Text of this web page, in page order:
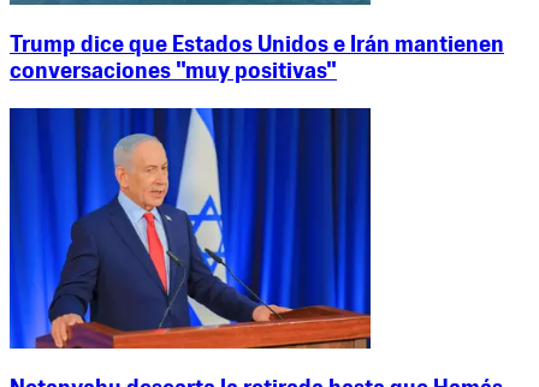
Trump dice que Estados Unidos e Irán mantienen
conversaciones "muy positivas"